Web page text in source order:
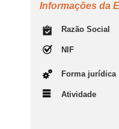
Informações da
Razão Social
NIF
Forma jurídica
Atividade